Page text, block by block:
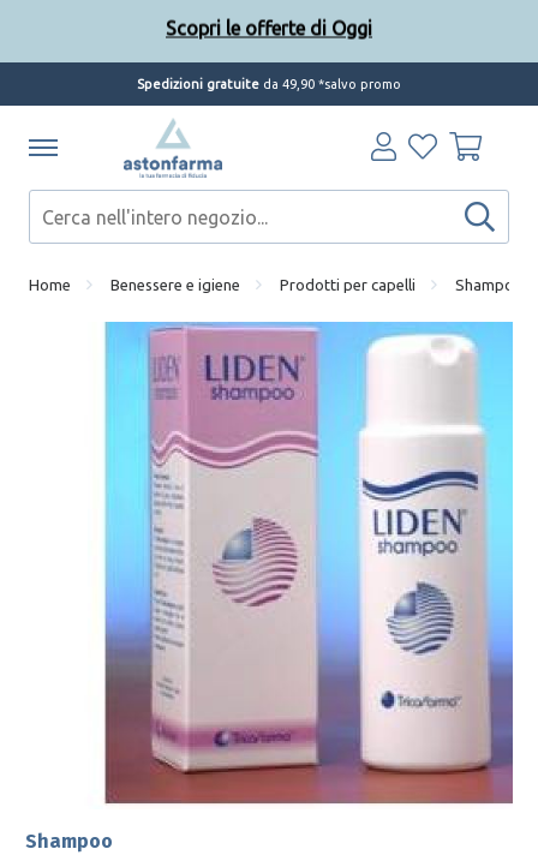
Spedizioni gratuite da 49,90 *salvo promo
Home Benessere e igiene Prodotti per capelli Shampoo
Shampoo
Scopri le offerte di Oggi